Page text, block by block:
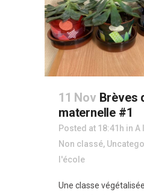
11 Nov Brèves
maternelle #1
Posted at 18:41h in A
Non classé,
l'école
Une classe